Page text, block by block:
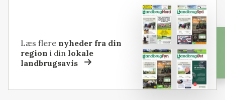
Læs flere nyheder fra din
region i dinlokale
landbrugsavis